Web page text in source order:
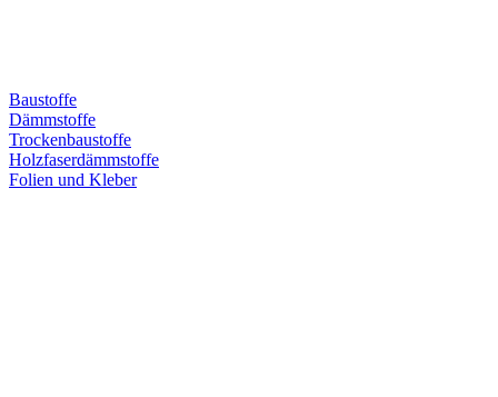
Baustoffe
Dämmstoffe
Trockenbaustoffe
Holzfaserdämmstoffe
Folien und Kleber